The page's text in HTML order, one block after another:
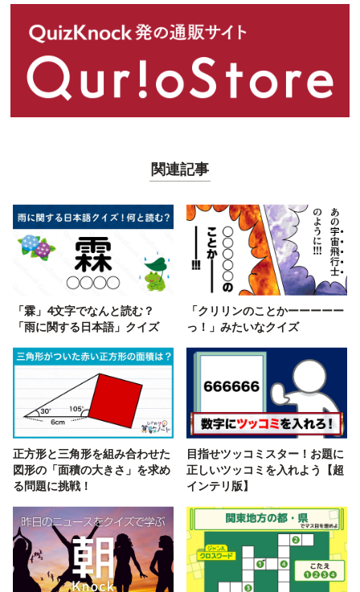
関連記事
「霖」4文字でなんと読む？
「雨に関する日本語」クイズ
「クリリンのことかーーーーー
っ！」みたいなクイズ
正方形と三角形を組み合わせた
図形の「面積の大きさ」を求め
る問題に挑戦！
目指せツッコミスター！お題に
正しいツッコミを入れよう【超
インテリ版】